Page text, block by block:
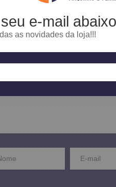
e-mail abaixo
as novidades da loja!!!